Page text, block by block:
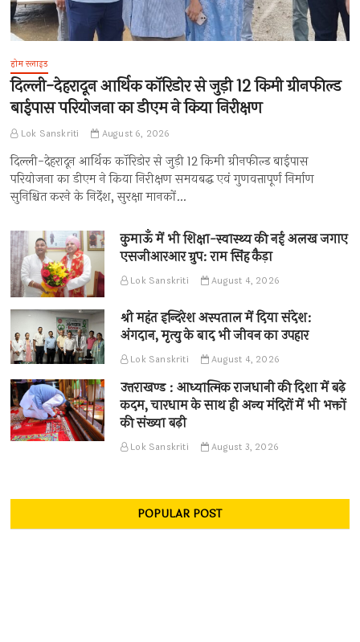
होम स्लाइड
दिल्ली-देहरादून आर्थिक कॉरिडोर से जुड़ी 12 किमी ग्रीनफील्ड
बाईपास परियोजना का डीएम ने किया निरीक्षण
Lok Sanskriti August 6, 2026
दिल्ली-देहरादून आर्थिक कॉरिडोर से जुड़ी 12 किमी ग्रीनफील्ड बाईपास
परियोजना का डीएम ने किया निरीक्षण समयबद्ध एवं गुणवत्तापूर्ण निर्माण
सुनिश्चित करने के निर्देश, सुरक्षा मानकों…
कुमाऊँ में भी शिक्षा-स्वास्थ्य की नई अलख जगाए
एसजीआरआर ग्रुप: राम सिंह कैड़ा
Lok Sanskriti August 4, 2026
श्री महंत इन्दिरेश अस्पताल में दिया संदेश:
अंगदान, मृत्यु के बाद भी जीवन का उपहार
Lok Sanskriti August 4, 2026
उत्तराखण्ड : आध्यात्मिक राजधानी की दिशा में बढ़े
कदम, चारधाम के साथ ही अन्य मंदिरों में भी भक्तों
की संख्या बढ़ी
Lok Sanskriti August 3, 2026
POPULAR POST